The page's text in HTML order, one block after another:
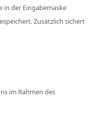
in der Eingabemaske
Zusätzlich sichert
im Rahmen des